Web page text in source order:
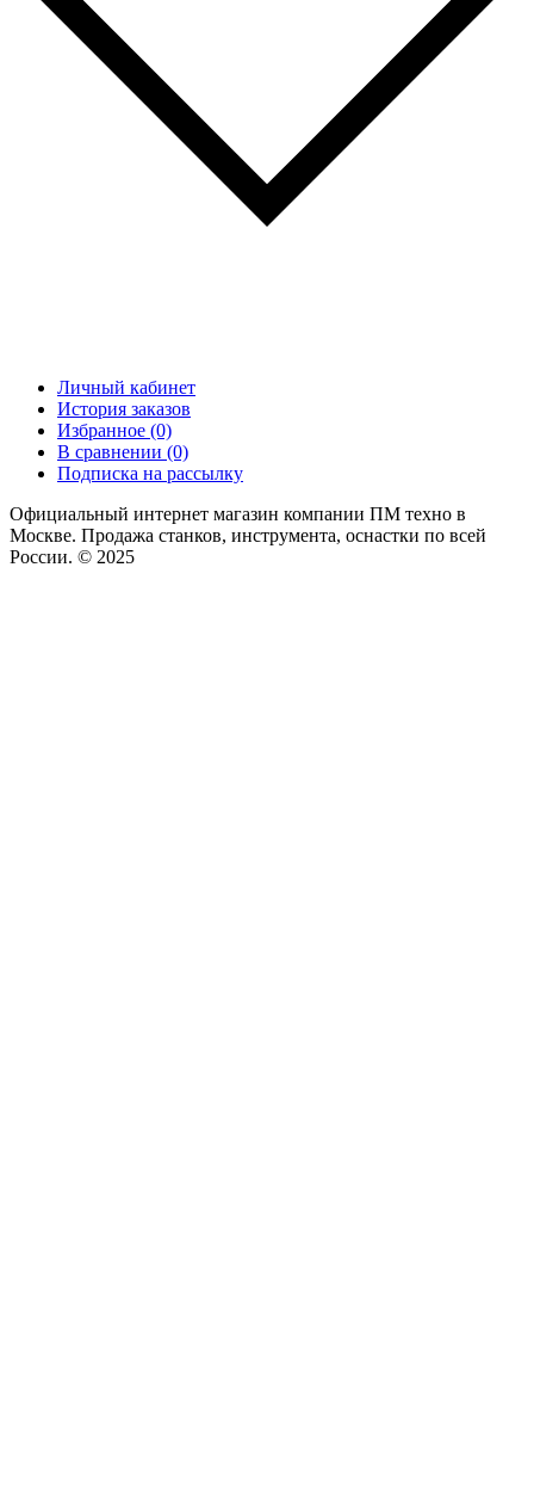
Личный кабинет
История заказов
Избранное (0)
В сравнении (0)
Подписка на рассылку
Официальный интернет магазин компании ПМ техно в
Москве. Продажа станков, инструмента, оснастки по всей
России. © 2025